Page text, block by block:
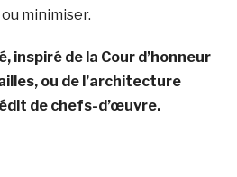
minimiser.
de la Cour d’honneur
ou de l’architecture
de chefs-d’œuvre.